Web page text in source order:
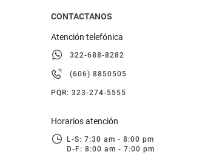
otros
hogar
moda
CONTACTANOS
Atención telefónica
322-688-8282
(606) 8850505
PQR: 323-274-5555
Horarios atención
L-S: 7:30 am - 8:00 pm
D-F: 8:00 am - 7:00 pm